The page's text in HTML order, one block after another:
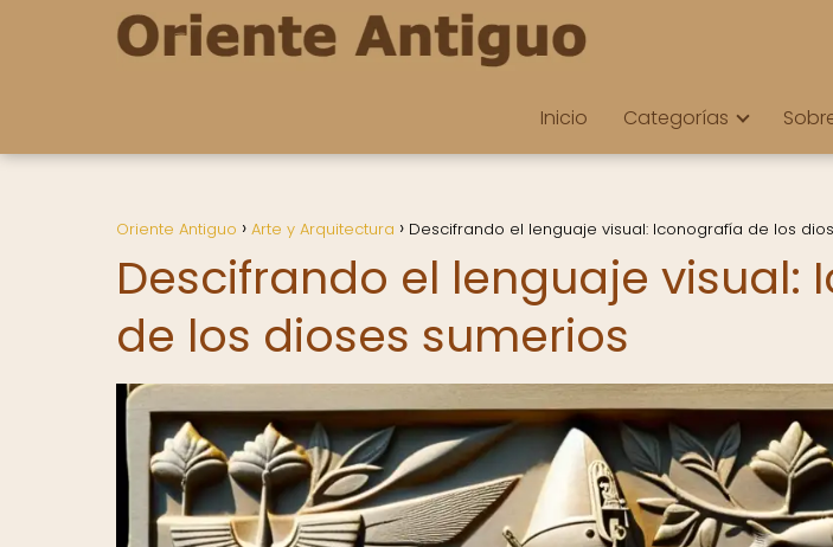
Inicio Categorías
Oriente Antiguo Arte y Arquitectura Descifrando el lenguaje visual: Iconografía de los
Descifrando el lenguaje visual:
de los dioses sumerios